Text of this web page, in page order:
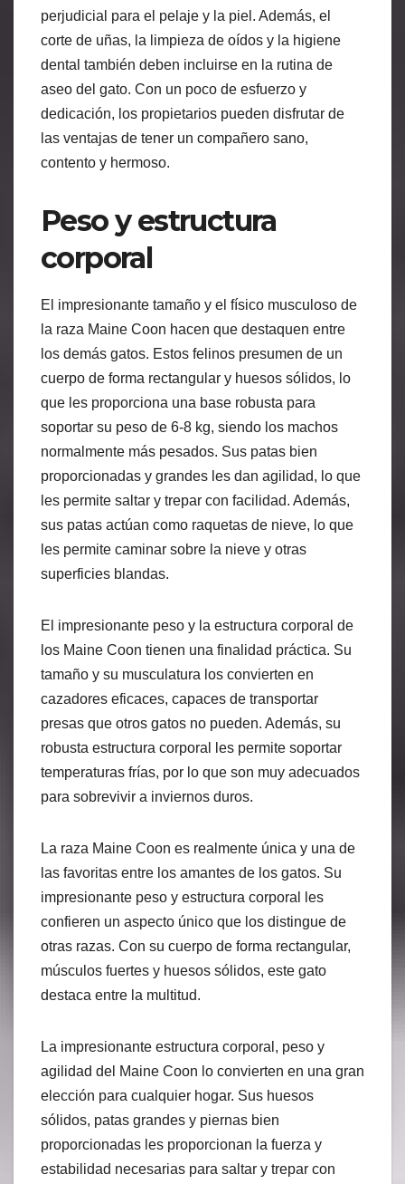
perjudicial para el pelaje y la piel. Además, el
corte de uñas, la limpieza de oídos y la higiene
dental también deben incluirse en la rutina de
aseo del gato. Con un poco de esfuerzo y
dedicación, los propietarios pueden disfrutar de
las ventajas de tener un compañero sano,
contento y hermoso.
Peso y estructura
corporal
El impresionante tamaño y el físico musculoso de
la raza Maine Coon hacen que destaquen entre
los demás gatos. Estos felinos presumen de un
cuerpo de forma rectangular y huesos sólidos, lo
que les proporciona una base robusta para
soportar su peso de 6-8 kg, siendo los machos
normalmente más pesados. Sus patas bien
proporcionadas y grandes les dan agilidad, lo que
les permite saltar y trepar con facilidad. Además,
sus patas actúan como raquetas de nieve, lo que
les permite caminar sobre la nieve y otras
superficies blandas.
El impresionante peso y la estructura corporal de
los Maine Coon tienen una finalidad práctica. Su
tamaño y su musculatura los convierten en
cazadores eficaces, capaces de transportar
presas que otros gatos no pueden. Además, su
robusta estructura corporal les permite soportar
temperaturas frías, por lo que son muy adecuados
para sobrevivir a inviernos duros.
La raza Maine Coon es realmente única y una de
las favoritas entre los amantes de los gatos. Su
impresionante peso y estructura corporal les
confieren un aspecto único que los distingue de
otras razas. Con su cuerpo de forma rectangular,
músculos fuertes y huesos sólidos, este gato
destaca entre la multitud.
La impresionante estructura corporal, peso y
agilidad del Maine Coon lo convierten en una gran
elección para cualquier hogar. Sus huesos
sólidos, patas grandes y piernas bien
proporcionadas les proporcionan la fuerza y
estabilidad necesarias para saltar y trepar con